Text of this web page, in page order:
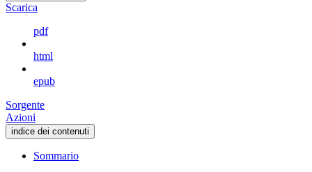
Scarica
pdf
html
epub
Sorgente
Azioni
indice dei contenuti
Sommario